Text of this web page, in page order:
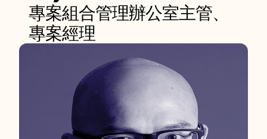
專案組合管理辦公室主管、
專案經理